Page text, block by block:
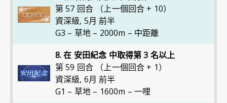
第 57 回合 （上一個回合 + 10）
資深級, 5月 前半
G3 – 草地 – 2000m – 中距離
8. 在 安田紀念 中取得第 3 名以上
第 59 回合 （上一個回合 + 1）
資深級, 6月 前半
G1 – 草地 – 1600m – 一哩